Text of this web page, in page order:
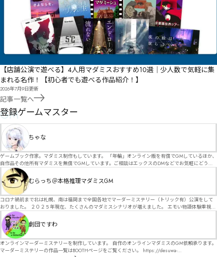
【店舗公演で遊べる】4人用マダミスおすすめ10選｜少人数で気軽に集
まれる名作！【初心者でも遊べる作品紹介！】
2026年7月9日更新
記事一覧へ
GM
登録ゲームマスター
ちゃな
ゲームブック作家。マダミス制作もしています。 「年輪」オンライン版を有償でGMしているほか、
自作品その他所有マダミスを無償でGMしています。ご相談はエックスのDMなどでお気軽にどう
ぞ。
むらっち＠本格推理マダミスGM
コロナ禍前まで北は札幌、南は福岡まで全国各地でマーダーミステリー（トリック有）公演をして
おりました。 ２０２５年現在、たくさんのマダミスシナリオが増えました。 エモい物語体験重視の
シナリオがマダミス・マーダーミステリーというジャンル名でたくさんあるため、そのようなシナ
リオは簡単に遊べます。 しかし、２～３時間ずっと考え＆議論して、見たことないトリックが解け
る閃きや犯人として逃げ切る楽しみのある本格推理マーダーミステリーを見つけることが難しくな
劇団ですわ
オンラインマーダーミステリーを制作しています。 自作のオンラインマダミスのGM依頼承ります。
マーダーミステリーの作品一覧はBOOTHページをご覧ください。 https://desuwa-